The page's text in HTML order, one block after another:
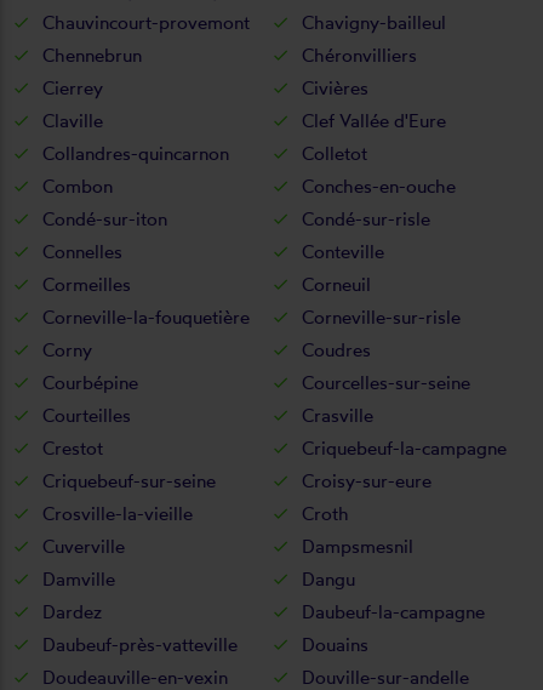
Chauvincourt-provemont
Chavigny-bailleul
Chennebrun
Chéronvilliers
Cierrey
Civières
Claville
Clef Vallée d'Eure
Collandres-quincarnon
Colletot
Combon
Conches-en-ouche
Condé-sur-iton
Condé-sur-risle
Connelles
Conteville
Cormeilles
Corneuil
Corneville-la-fouquetière
Corneville-sur-risle
Corny
Coudres
Courbépine
Courcelles-sur-seine
Courteilles
Crasville
Crestot
Criquebeuf-la-campagne
Criquebeuf-sur-seine
Croisy-sur-eure
Crosville-la-vieille
Croth
Cuverville
Dampsmesnil
Damville
Dangu
Dardez
Daubeuf-la-campagne
Daubeuf-près-vatteville
Douains
Doudeauville-en-vexin
Douville-sur-andelle